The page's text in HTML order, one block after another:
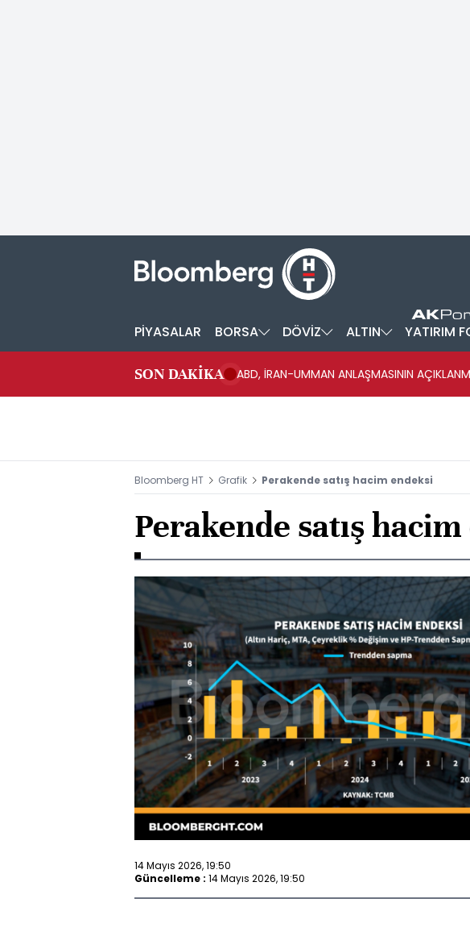
PİYASALAR BORSA DÖVİZ ALTIN YATIRIM
SON DAKİKA ABD, İRAN-UMMAN ANLAŞMASININ
Bloomberg HT Grafik Perakende satış hacim endeksi
Perakende satış
14 Mayıs 2026, 19:50
Güncelleme : 14 Mayıs 2026, 19:50